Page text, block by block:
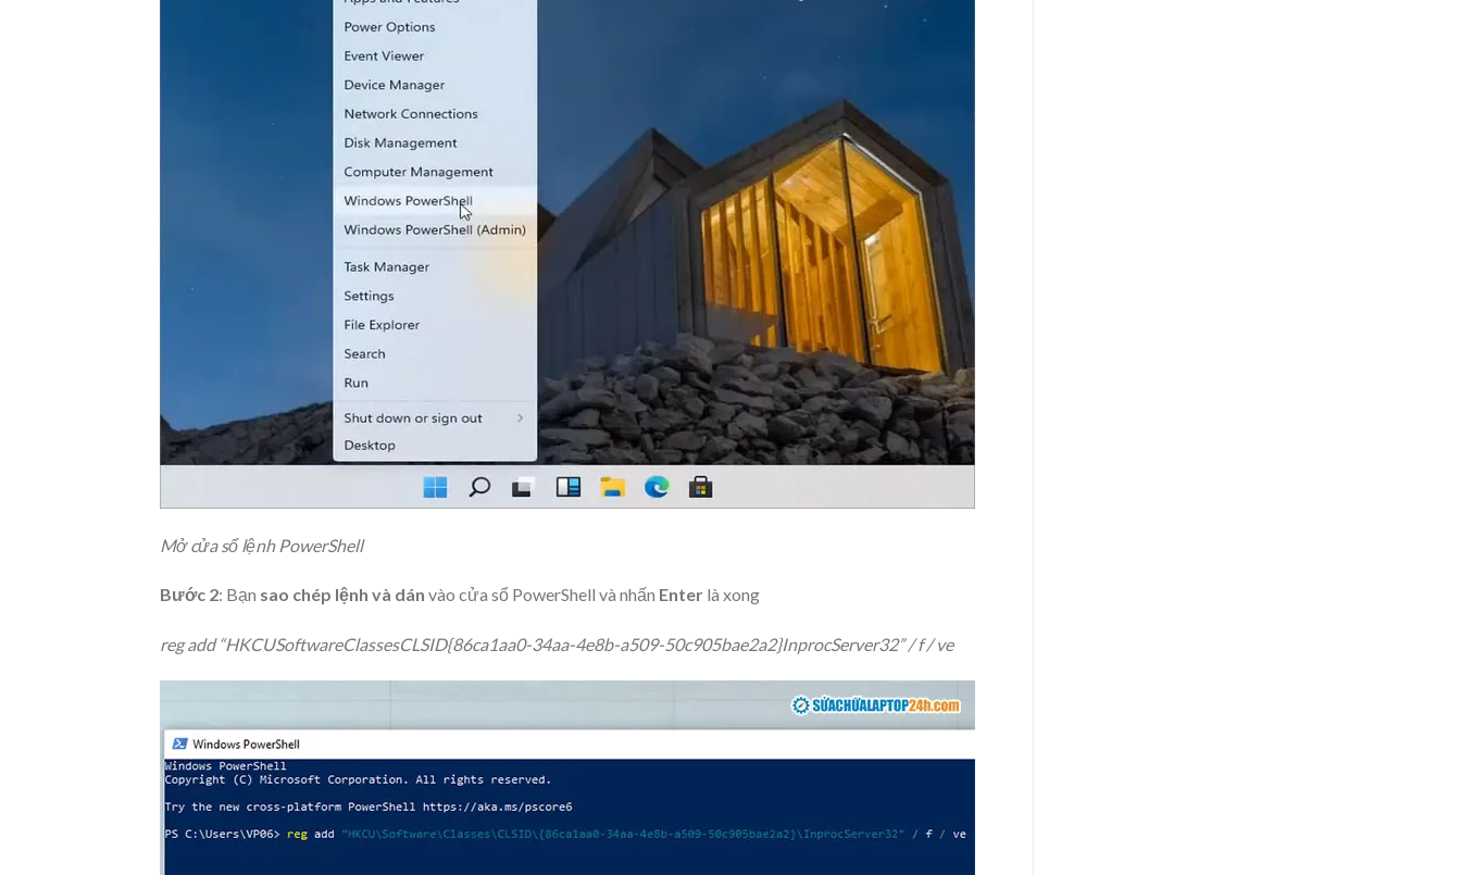
Mở cửa sổ lệnh PowerShell
Bước 2: Bạn sao chép lệnh và dán vào cửa sổ PowerShell và nhấn Enter là xong
reg add “HKCUSoftwareClassesCLSID{86ca1aa0-34aa-4e8b-a509-50c905bae2a2}InprocServer32” / f / ve